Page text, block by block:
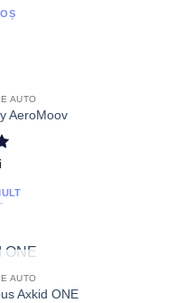
AUTO
AeroMoov
AUTO
Axkid ONE